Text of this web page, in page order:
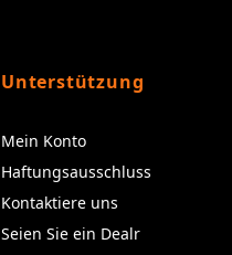
Unterstützung
Mein Konto
Haftungsausschluss
Kontaktiere uns
Seien Sie ein Dealr